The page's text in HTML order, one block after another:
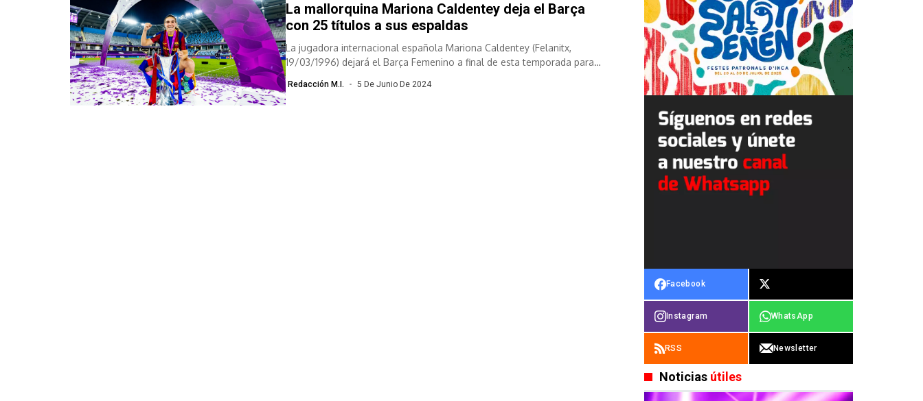
La mallorquina Mariona Caldentey deja el Barça
con 25 títulos a sus espaldas
La jugadora internacional española Mariona Caldentey (Felanitx,
19/03/1996) dejará el Barça Femenino a final de esta temporada para
Redacción M.I. 5 De Junio De 2024
Facebook
Instagram WhatsApp
RSS Newsletter
Noticias útiles